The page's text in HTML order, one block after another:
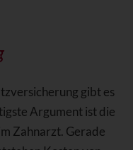
gibt es
Argument ist die
Zahnarzt. Gerade